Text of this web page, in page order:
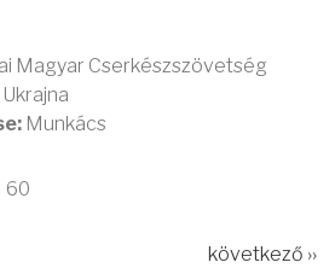
Magyar Cserkészszövetség
Ukrajna
Munkács
60
következő ››